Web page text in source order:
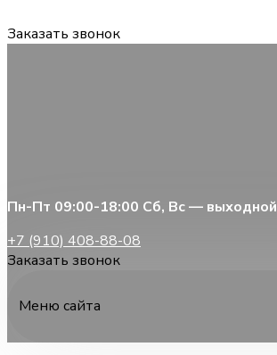
Заказать звонок
Пн-Пт 09:00-18:00 Сб, Вс — выходной
+7 (910) 408-88-08
Заказать звонок
Меню сайта